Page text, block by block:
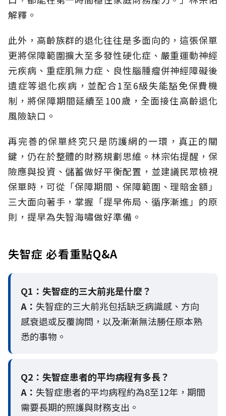
解釋。
此外，高齡族群的退化往往是多面向的，這張保單
更將保障範圍擴大至多發性硬化症、嚴重運動神經
元疾病、重症肌無力症、良性腦腫瘤併神經障礙後
遺症等退化疾病，並配合1至6級失能豁免保費機
制，將保障期間延續至100歲，全面接住高齡退化
風險缺口。
再完善的保單終究只是防護網的一環，真正的關
鍵，仍在於整體的財務規劃思維。 林宗佑提醒，保
險應與投資、儲蓄做好平衡配置，並建議民眾檢視
保單時，可從「保障期間、保障範圍、理賠金額」
三大面向著手，掌握「提早佈局、循序漸進」的原
則，提早為失智海嘯做好準備。
失智症 必看重點Q&A
Q1：失智症的三大前兆是什麼？
A： 失智症的三大前兆包括缺乏病識感、方向
感衰退或反覆詢問，以及漸漸無法勝任原本熟
悉的事物。
Q2： 失智症患者的平均病程有多長？
A： 失智症患者的平均病程約為8至12年，期間
需要長期的照護與財務支出。